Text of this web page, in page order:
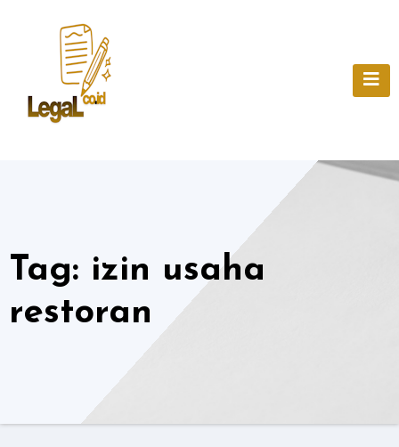
Tag: izin usaha
restoran